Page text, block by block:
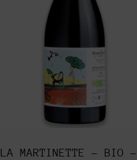
LA MARTINETTE – BIO –